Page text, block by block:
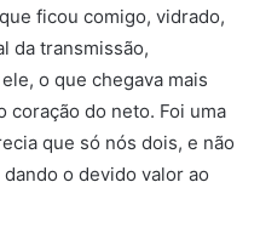
ficou comigo, vidrado,
da transmissão,
o que chegava mais
coração do neto. Foi uma
que só nós dois, e não
o devido valor ao